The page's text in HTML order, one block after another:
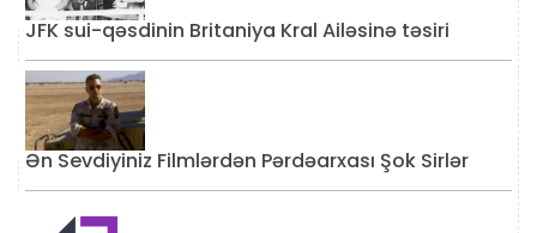
JFK sui-qəsdinin Britaniya Kral Ailəsinə təsiri
Ən Sevdiyiniz Filmlərdən Pərdəarxası Şok Sirlər